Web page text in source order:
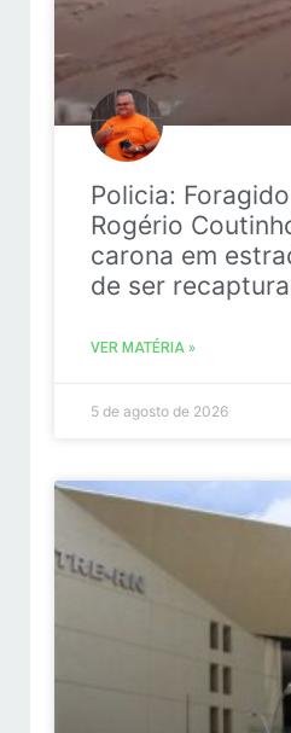
Policia:
Rogério
carona em
de ser
VER MATÉRIA »
5 de agosto de 2026